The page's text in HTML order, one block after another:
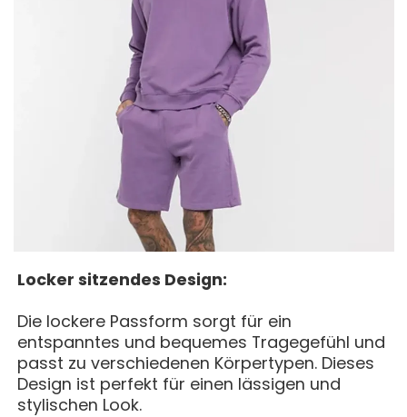
Locker sitzendes Design:
Die lockere Passform sorgt für ein
entspanntes und bequemes Tragegefühl und
passt zu verschiedenen Körpertypen. Dieses
Design ist perfekt für einen lässigen und
stylischen Look.